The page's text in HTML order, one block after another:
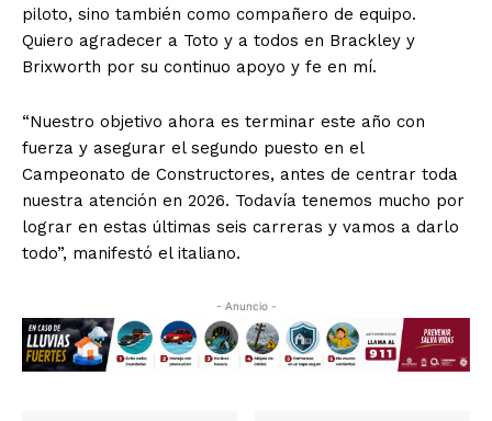
piloto, sino también como compañero de equipo.
Quiero agradecer a Toto y a todos en Brackley y
Brixworth por su continuo apoyo y fe en mí.
“Nuestro objetivo ahora es terminar este año con
fuerza y asegurar el segundo puesto en el
Campeonato de Constructores, antes de centrar toda
nuestra atención en 2026. Todavía tenemos mucho por
lograr en estas últimas seis carreras y vamos a darlo
todo”, manifestó el italiano.
- Anuncio -